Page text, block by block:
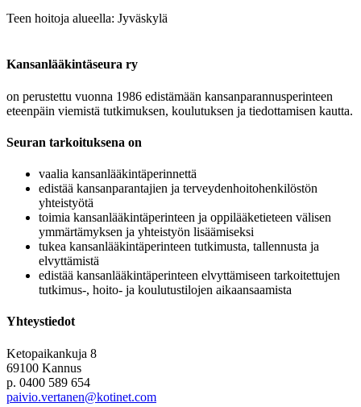
Teen hoitoja alueella: Jyväskylä
Kansanlääkintäseura ry
on perustettu vuonna 1986 edistämään kansanparannusperinteen
eteenpäin viemistä tutkimuksen, koulutuksen ja tiedottamisen kautta.
Seuran tarkoituksena on
vaalia kansanlääkintäperinnettä
edistää kansanparantajien ja terveydenhoitohenkilöstön
yhteistyötä
toimia kansanlääkintäperinteen ja oppilääketieteen välisen
ymmärtämyksen ja yhteistyön lisäämiseksi
tukea kansanlääkintäperinteen tutkimusta, tallennusta ja
elvyttämistä
edistää kansanlääkintäperinteen elvyttämiseen tarkoitettujen
tutkimus-, hoito- ja koulutustilojen aikaansaamista
Yhteystiedot
Ketopaikankuja 8
69100 Kannus
p. 0400 589 654
paivio.vertanen@kotinet.com